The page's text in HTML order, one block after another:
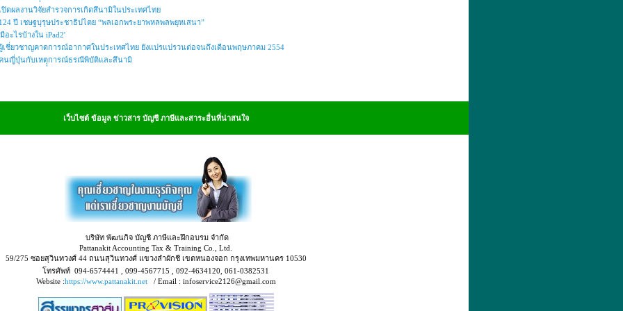
ปิดผลงานวิจัยสำรวจการเกิดสึนามิในประเทศไทย
ปี เชษฐบุรุษประชาธิปไตย “พลเอกพระยาพหลพลพยุหเสนา”
อะไรบ้างใน iPad2'
เชี่ยวชาญคาดการณ์อากาศในประเทศไทย ยังแปรแปรวนต่อจนถึงเดือนพฤษภาคม 2554
นญี่ปุ่นกับเหตุุการณ์ธรณีพิบัติและสึนามิ
เว็บไซต์ ข้อมูล ข่าวสาร บัญชี ภาษีและสาระอื่นที่น่าสนใจ
บริษัท พัฒนกิจ บัญชี ภาษีและฝึกอบรม จำกัด
Pattanakit Accounting Tax & Training Co., Ltd.
59/275 ซอยสุวินทวงศ์ 44 ถนนสุวินทวงศ์ แขวงลำผักชี เขตหนองจอก กรุงเทพมหานคร 10530
โทรศัพท์ 094-6574441 , 099-4567715 , 092-4634120, 061-0382531
Website :https://www.pattanakit.net/ Email : infoservice2126@gmail.com